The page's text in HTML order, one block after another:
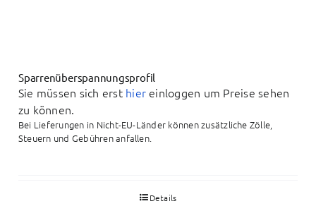
Sparrenüberspannungsprofil
Sie müssen sich erst hier einloggen um Preise sehen
zu können.
Bei Lieferungen in Nicht-EU-Länder können zusätzliche Zölle,
Steuern und Gebühren anfallen.
Details